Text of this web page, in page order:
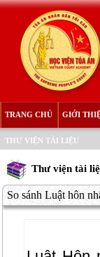
TRANG CHỦ GIỚI
THƯ VIỆN TÀI LIỆU
Thư viện tài
So sánh Luật hôn